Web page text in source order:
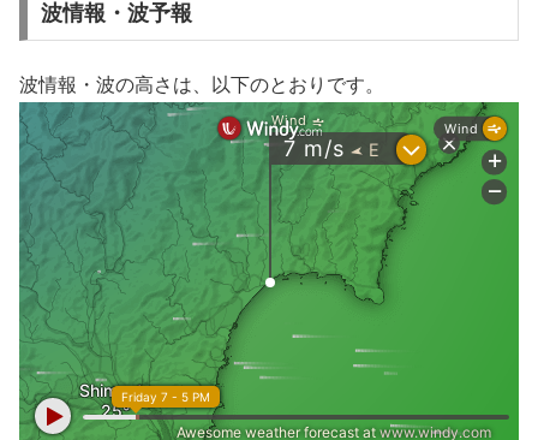
波情報・波予報
波情報・波の高さは、以下のとおりです。